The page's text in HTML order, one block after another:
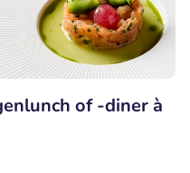
of -diner à